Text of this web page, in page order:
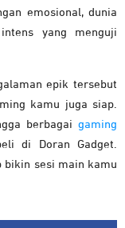
emosional, dunia
yang menguji
epik tersebut
kamu juga siap.
berbagai gaming
di Doran Gadget.
bikin sesi main kamu